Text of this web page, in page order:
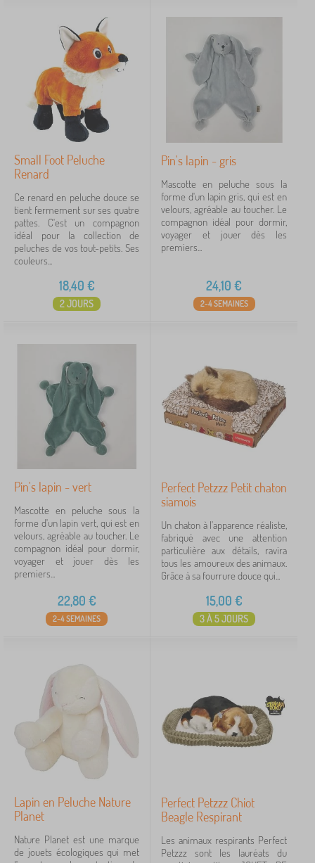
Rechercher dans les filtres
Annuler FILTRATION
Small Foot Peluche
Renard
Ce renard en peluche douce se
tient fermement sur ses quatre
pattes. C'est un compagnon
idéal pour la collection de
peluches de vos tout-petits. Ses
couleurs...
18,40 €
2 JOURS
Pin's lapin - gris
Mascotte en peluche sous la
forme d'un lapin gris, qui est en
velours, agréable au toucher. Le
compagnon idéal pour dormir,
voyager et jouer dès les
premiers...
24,10 €
2-4 SEMAINES
Pin's lapin - vert
Mascotte en peluche sous la
forme d'un lapin vert, qui est en
velours, agréable au toucher. Le
compagnon idéal pour dormir,
voyager et jouer dès les
premiers...
22,80 €
2-4 SEMAINES
Perfect Petzzz Petit chaton
siamois
Un chaton à l'apparence réaliste,
fabriqué avec une attention
particulière aux détails, ravira
tous les amoureux des animaux.
Grâce à sa fourrure douce qui...
15,00 €
3 À 5 JOURS
Lapin en Peluche Nature
Planet
Nature Planet est une marque
de jouets écologiques qui met
Perfect Petzzz Chiot
Beagle Respirant
Les animaux respirants Perfect
Petzzz sont les lauréats du